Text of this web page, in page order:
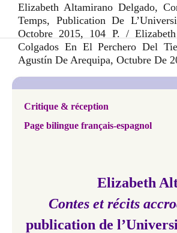
Elizabeth Altamirano Delgado,
Temps, Publication De
Octobre 2015, 104 P. /
Colgados En El Perchero Del
Agustín De Arequipa, Octubre De
Critique & réception
Page bilingue français-espagnol
Elizabeth
Contes et récits
publication de